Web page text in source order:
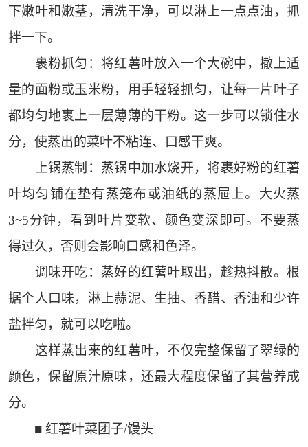
下嫩叶和嫩茎，清洗干净，可以淋上一点点油，抓
拌一下。
裹粉抓匀：将红薯叶放入一个大碗中，撒上适
量的面粉或玉米粉，用手轻轻抓匀，让每一片叶子
都均匀地裹上一层薄薄的干粉。这一步可以锁住水
分，使蒸出的菜叶不粘连、口感干爽。
上锅蒸制：蒸锅中加水烧开，将裹好粉的红薯
叶均匀铺在垫有蒸笼布或油纸的蒸屉上。大火蒸
3~5分钟，看到叶片变软、颜色变深即可。不要蒸
得过久，否则会影响口感和色泽。
调味开吃：蒸好的红薯叶取出，趁热抖散。根
据个人口味，淋上蒜泥、生抽、香醋、香油和少许
盐拌匀，就可以吃啦。
这样蒸出来的红薯叶，不仅完整保留了翠绿的
颜色，保留原汁原味，还最大程度保留了其营养成
分。
■ 红薯叶菜团子/馒头